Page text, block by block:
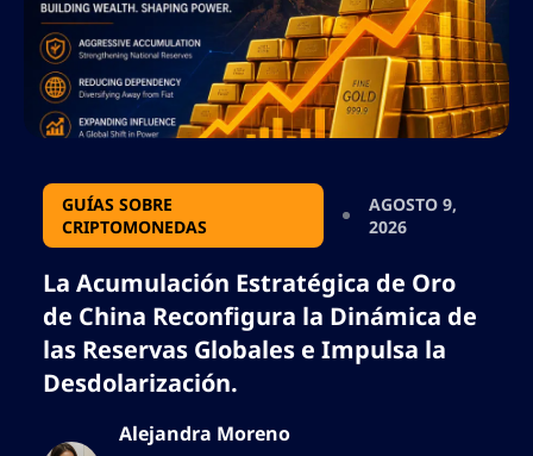
GUÍAS SOBRE
CRIPTOMONEDAS
AGOSTO 9,
2026
La Acumulación Estratégica de Oro
de China Reconfigura la Dinámica de
las Reservas Globales e Impulsa la
Desdolarización.
Alejandra Moreno